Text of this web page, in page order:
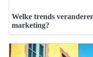
Welke trends
marketing?